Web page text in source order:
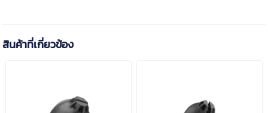
สินค้าที่เกี่ยวข้อง